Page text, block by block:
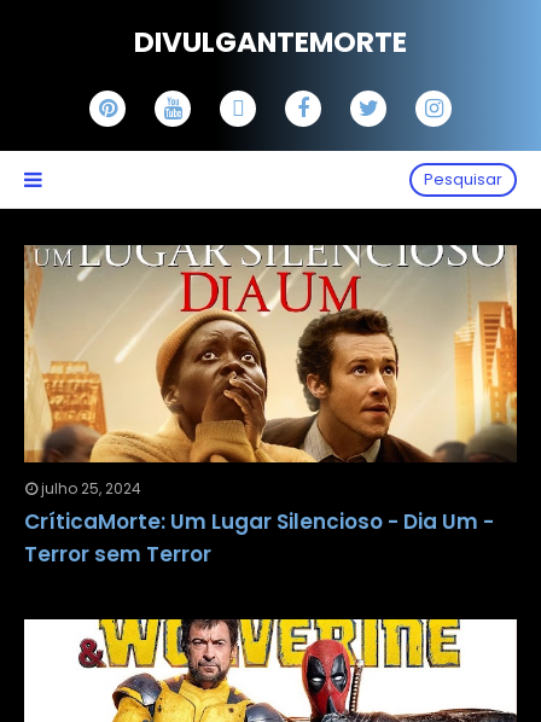
DIVULGANTEMORTE
Pesquisar
julho 25, 2024
CríticaMorte: Um Lugar Silencioso - Dia Um -
Terror sem Terror